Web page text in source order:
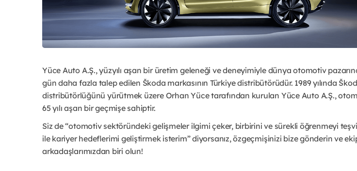
Yüce Auto A.Ş., yüzyılı aşan bir üretim geleneği ve deneyimiyle dünya otomotiv
gün daha fazla talep edilen Škoda markasının Türkiye distribütörüdür. 1989 yılında
distribütörlüğünü yürütmek üzere Orhan Yüce tarafından kurulan Yüce Auto A.Ş.,
65 yılı aşan bir geçmişe sahiptir.
Siz de “otomotiv sektöründeki gelişmeler ilgimi çeker, birbirini ve sürekli öğrenmeyi
ile kariyer hedeflerimi geliştirmek isterim” diyorsanız, özgeçmişinizi bize gönderin ve
arkadaşlarımızdan biri olun!